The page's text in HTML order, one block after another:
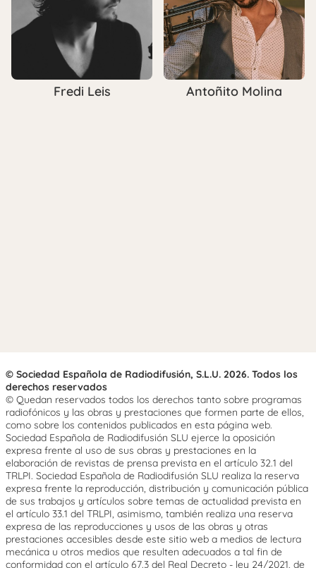
Fredi Leis Antoñito Molina
© Sociedad Española de Radiodifusión, S.L.U. 2026. Todos los
derechos reservados
© Quedan reservados todos los derechos tanto sobre programas
radiofónicos y las obras y prestaciones que formen parte de ellos,
como sobre los contenidos publicados en esta página web.
Sociedad Española de Radiodifusión SLU ejerce la oposición
expresa frente al uso de sus obras y prestaciones en la
elaboración de revistas de prensa prevista en el artículo 32.1 del
TRLPI. Sociedad Española de Radiodifusión SLU realiza la reserva
expresa frente la reproducción, distribución y comunicación pública
de sus trabajos y artículos sobre temas de actualidad prevista en
el artículo 33.1 del TRLPI, asimismo, también realiza una reserva
expresa de las reproducciones y usos de las obras y otras
prestaciones accesibles desde este sitio web a medios de lectura
mecánica u otros medios que resulten adecuados a tal fin de
conformidad con el artículo 67.3 del Real Decreto - ley 24/2021, de